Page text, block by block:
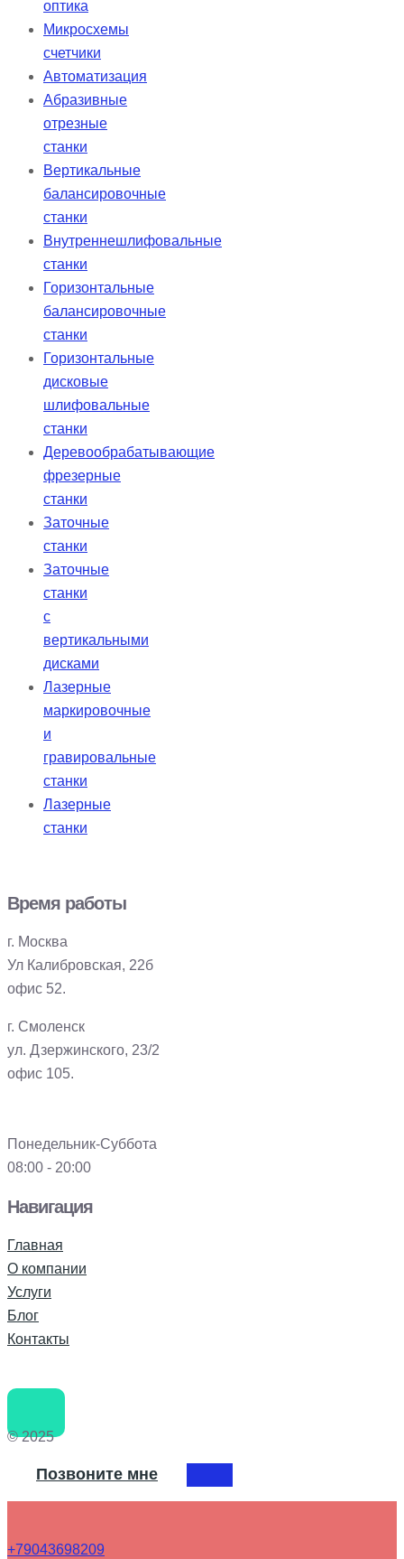
оптика
Микросхемы
счетчики
Автоматизация
Абразивные
отрезные
станки
Вертикальные
балансировочные
станки
Внутреннешлифовальные
станки
Горизонтальные
балансировочные
станки
Горизонтальные
дисковые
шлифовальные
станки
Деревообрабатывающие
фрезерные
станки
Заточные
станки
Заточные
станки
с
вертикальными
дисками
Лазерные
маркировочные
и
гравировальные
станки
Лазерные
станки
Время работы
г. Москва
Ул Калибровская, 22б
офис 52.
г. Смоленск
ул. Дзержинского, 23/2
офис 105.
Понедельник-Суббота
08:00 - 20:00
Навигация
Главная
О компании
Услуги
Блог
Контакты
© 2025
Позвоните мне
+79043698209